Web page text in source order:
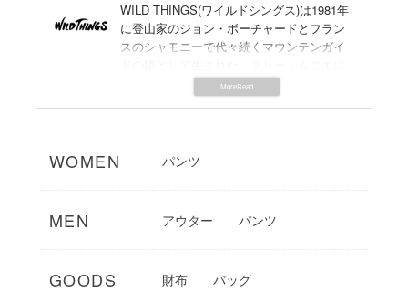
WILD THINGS(ワイルドシングス)は1981年
に登山家のジョン・ボーチャードとフラン
スのシャモニーで代々続くマウンテンガイ
よって、アメリカ ニューハンプシャー州ノ
ースコンウェイで設立された、本格的クラ
いけない)』はWILD THINGS(ワイルドシン
Simpatex(シンパテックス)・GoreTex(ゴア
WOMEN パンツ
MEN アウター パンツ
GOODS 財布 バッグ